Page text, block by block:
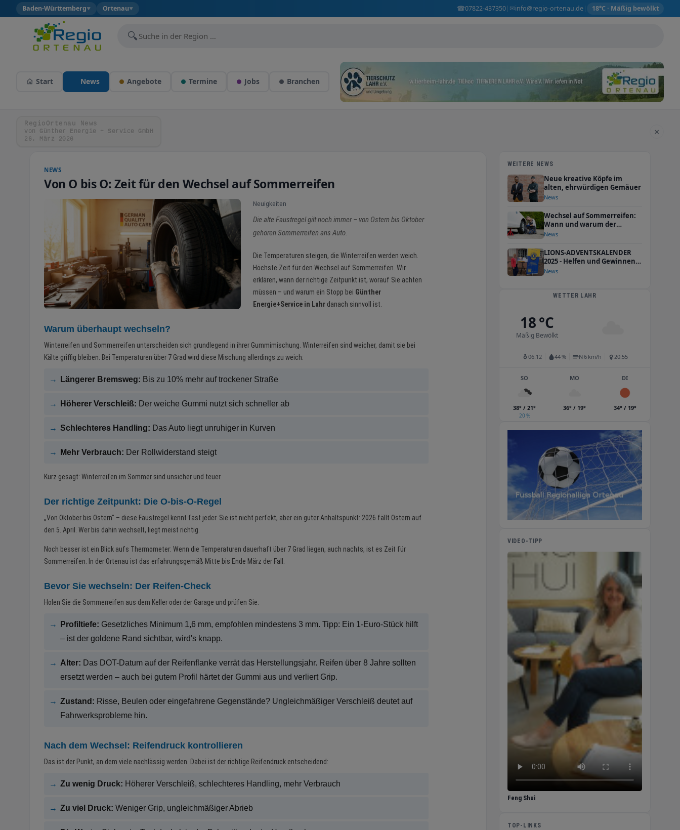
Baden-Württemberg▼ Ortenau▼ ☎07822-437350| ✉info@regio-ortenau.de| 18°C · Mäßig bewölkt
🔍
Start News Angebote Termine Jobs Branchen
RegioOrtenau News
von Günther Energie + Service GmbH
26. März 2026
×
NEWS
Von O bis O: Zeit für den Wechsel auf Sommerreifen
Neuigkeiten
Die alte Faustregel gilt noch immer – von Ostern bis Oktober
gehören Sommerreifen ans Auto.
Die Temperaturen steigen, die Winterreifen werden weich.
Höchste Zeit für den Wechsel auf Sommerreifen. Wir
erklären, wann der richtige Zeitpunkt ist, worauf Sie achten
müssen – und warum ein Stopp bei Günther
Energie+Service in Lahr danach sinnvoll ist.
Warum überhaupt wechseln?
Winterreifen und Sommerreifen unterscheiden sich grundlegend in ihrer Gummimischung. Winterreifen sind weicher, damit sie bei
Kälte griffig bleiben. Bei Temperaturen über 7 Grad wird diese Mischung allerdings zu weich:
→ Längerer Bremsweg: Bis zu 10% mehr auf trockener Straße
→ Höherer Verschleiß: Der weiche Gummi nutzt sich schneller ab
→ Schlechteres Handling: Das Auto liegt unruhiger in Kurven
→ Mehr Verbrauch: Der Rollwiderstand steigt
Kurz gesagt: Winterreifen im Sommer sind unsicher und teuer.
Der richtige Zeitpunkt: Die O-bis-O-Regel
„Von Oktober bis Ostern" – diese Faustregel kennt fast jeder. Sie ist nicht perfekt, aber ein guter Anhaltspunkt: 2026 fällt Ostern auf
den 5. April. Wer bis dahin wechselt, liegt meist richtig.
Noch besser ist ein Blick aufs Thermometer: Wenn die Temperaturen dauerhaft über 7 Grad liegen, auch nachts, ist es Zeit für
Sommerreifen. In der Ortenau ist das erfahrungsgemäß Mitte bis Ende März der Fall.
Bevor Sie wechseln: Der Reifen-Check
Holen Sie die Sommerreifen aus dem Keller oder der Garage und prüfen Sie:
→ Profiltiefe: Gesetzliches Minimum 1,6 mm, empfohlen mindestens 3 mm. Tipp: Ein 1-Euro-Stück hilft
– ist der goldene Rand sichtbar, wird's knapp.
→ Alter: Das DOT-Datum auf der Reifenflanke verrät das Herstellungsjahr. Reifen über 8 Jahre sollten
ersetzt werden – auch bei gutem Profil härtet der Gummi aus und verliert Grip.
→ Zustand: Risse, Beulen oder eingefahrene Gegenstände? Ungleichmäßiger Verschleiß deutet auf
Fahrwerksprobleme hin.
Nach dem Wechsel: Reifendruck kontrollieren
Das ist der Punkt, an dem viele nachlässig werden. Dabei ist der richtige Reifendruck entscheidend:
→ Zu wenig Druck: Höherer Verschleiß, schlechteres Handling, mehr Verbrauch
→ Zu viel Druck: Weniger Grip, ungleichmäßiger Abrieb
WEITERE NEWS
Neue kreative Köpfe im
alten, ehrwürdigen Gemäuer
News
Wechsel auf Sommerreifen:
Wann und warum der
richtige Zeitpunkt
News
LIONS-ADVENTSKALENDER
2025 - Helfen und Gewinnen
in der Adventszeit
News
WETTER LAHR
18 °C
Mäßig Bewölkt
06:12 44 % N 6 km/h 20:55
SO
38° / 21°
20 %
MO
36° / 19°
DI
34° / 19°
VIDEO-TIPP
Feng Shui
TOP-LINKS